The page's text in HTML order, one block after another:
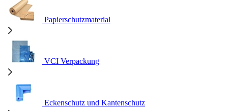
Papierschutzmaterial
VCI Verpackung
Eckenschutz und Kantenschutz